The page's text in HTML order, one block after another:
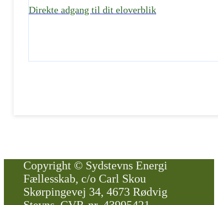
Direkte adgang til dit eloverblik
Copyright © Sydstevns Energi
Fællesskab, c/o Carl Skou
Skørpingevej 34, 4673 Rødvig